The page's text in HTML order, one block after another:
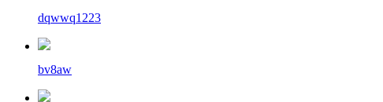
dqwwq1223
bv8aw